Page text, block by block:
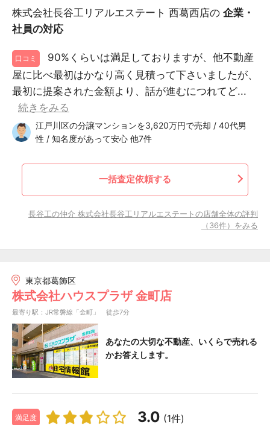
株式会社長谷工リアルエステート 西葛西店の 企業・
社員の対応
口コミ
90%くらいは満足しておりますが、他不動産
屋に比べ最初はかなり高く見積って下さいましたが、
最初に提案された金額より、話が進むにつれてど...
続きをみる
江戸川区の分譲マンションを3,620万円で売却 / 40代男
性 / 知名度があって安心 他7件
一括査定依頼する
長谷工の仲介 株式会社長谷工リアルエステートの店舗全体の評判
（36件）をみる
東京都葛飾区
株式会社ハウスプラザ 金町店
最寄り駅：JR常磐線「金町」 徒歩7分
あなたの大切な不動産、いくらで売れる
かお答えします。
満足度 3.0 (1件)